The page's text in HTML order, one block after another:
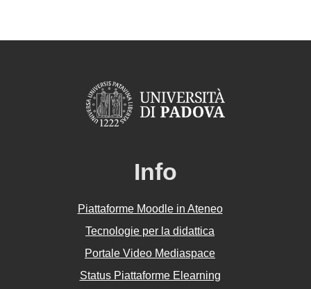
Info
Piattaforme Moodle in Ateneo
Tecnologie per la didattica
Portale Video Mediaspace
Status Piattaforme Elearning